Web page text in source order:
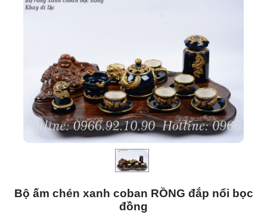
Bộ ấm chén xanh coban RỒNG đắp nổi bọc
đồng